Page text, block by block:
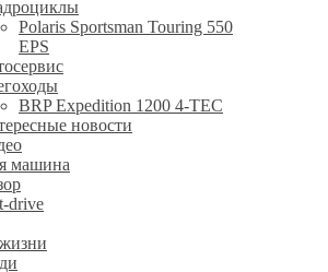
Polaris Sportsman Touring 550
EPS
BRP Expedition 1200 4-TEC
новости
машина
drive